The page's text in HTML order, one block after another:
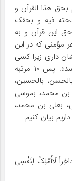
بحق هذا القرآن و
فیه و بحقک
این قرآن و به
مؤمنی که در این
داری زیرا کسی
نیست که حق تو را بهتر از خودت بشناسد». پس ۱۰ مرتبه
بالحسین،
بن محمد، بموسی
بعلی بن محمد،
بیان کنیم.
لَاأَمْلِکُ لِنَفْسِی